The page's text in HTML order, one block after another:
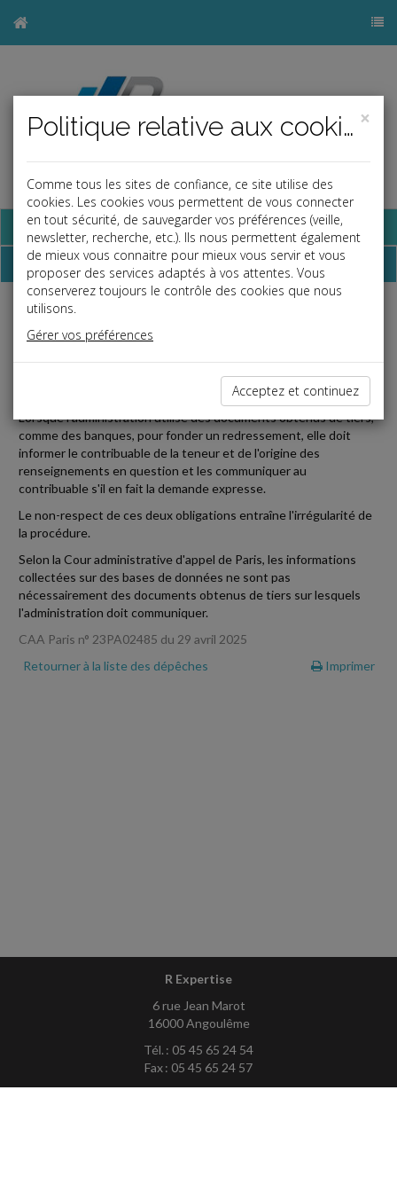
Base documentaire
Dépêches
Fiscal TPE
Lorsque l'administration utilise des documents obtenus de tiers,
comme des banques, pour fonder un redressement, elle doit
informer le contribuable de la teneur et de l'origine des
renseignements en question et les communiquer au
contribuable s'il en fait la demande expresse.
Le non-respect de ces deux obligations entraîne l'irrégularité de
la procédure.
Selon la Cour administrative d'appel de Paris, les informations
collectées sur des bases de données ne sont pas
nécessairement des documents obtenus de tiers sur lesquels
l'administration doit communiquer.
CAA Paris n° 23PA02485 du 29 avril 2025
Retourner à la liste des dépêches
Imprimer
R Expertise
6 rue Jean Marot
16000 Angoulême
Tél. : 05 45 65 24 54
Fax : 05 45 65 24 57
×
Politique relative aux cookies
Comme tous les sites de confiance, ce site utilise des
cookies. Les cookies vous permettent de vous connecter
en tout sécurité, de sauvegarder vos préférences (veille,
newsletter, recherche, etc.). Ils nous permettent également
de mieux vous connaitre pour mieux vous servir et vous
proposer des services adaptés à vos attentes. Vous
conserverez toujours le contrôle des cookies que nous
utilisons.
Gérer vos préférences
Acceptez et continuez